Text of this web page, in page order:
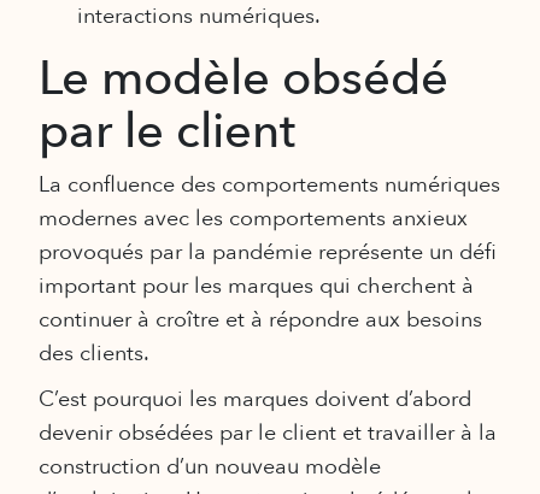
interactions numériques.
Le modèle obsédé
par le client
La confluence des comportements numériques
modernes avec les comportements anxieux
provoqués par la pandémie représente un défi
important pour les marques qui cherchent à
continuer à croître et à répondre aux besoins
des clients.
C’est pourquoi les marques doivent d’abord
devenir obsédées par le client et travailler à la
construction d’un nouveau modèle